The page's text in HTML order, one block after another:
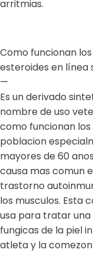
arritmias.
Como funcionan
esteroides en línea
—
Es un derivado
nombre de uso
como funcionan
poblacion
mayores de 60
causa mas comun
trastorno
los musculos. Esta
usa para tratar
fungicas de la piel
atleta y la